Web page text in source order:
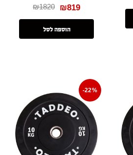
₪1820 ₪819
הוספה לסל
-22%